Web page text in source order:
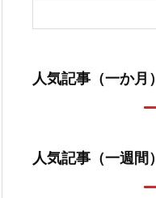
人気記事（一か月）
人気記事（一週間）